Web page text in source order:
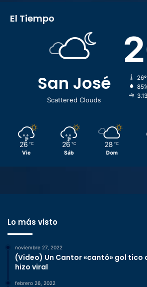
El Tiempo
San José
Scattered Clouds
26 ℃
Vie
26 ℃
Sáb
28 ℃
Dom
Lo más visto
noviembre 27, 2022
(Video) Un Cantor «cantó» gol tico
hizo viral
febrero 26, 2022